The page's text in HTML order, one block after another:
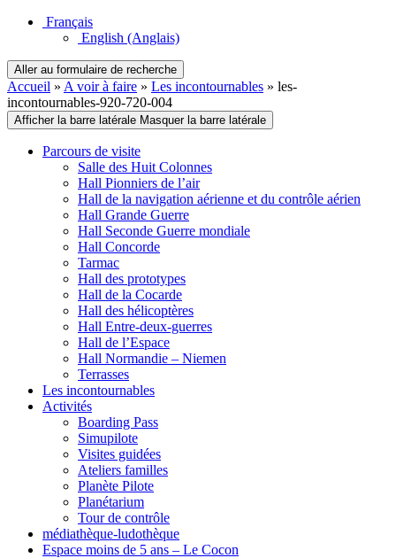
Français
English (Anglais)
Aller au formulaire de recherche
Accueil » A voir à faire » Les incontournables » les-
incontournables-920-720-004
Afficher la barre latérale Masquer la barre latérale
Parcours de visite
Salle des Huit Colonnes
Hall Pionniers de l’air
Hall de la navigation aérienne et du contrôle aérien
Hall Grande Guerre
Hall Seconde Guerre mondiale
Hall Concorde
Tarmac
Hall des prototypes
Hall de la Cocarde
Hall des hélicoptères
Hall Entre-deux-guerres
Hall de l’Espace
Hall Normandie – Niemen
Terrasses
Les incontournables
Activités
Boarding Pass
Simupilote
Visites guidées
Ateliers familles
Planète Pilote
Planétarium
Tour de contrôle
médiathèque-ludothèque
Espace moins de 5 ans – Le Cocon